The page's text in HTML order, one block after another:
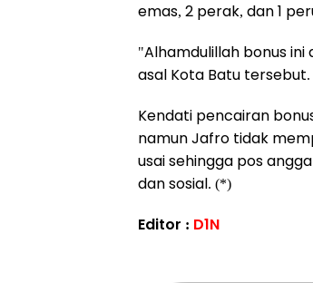
emas, 2 perak, dan 1
"Alhamdulillah bonus
asal Kota Batu tersebut.
Kendati pencairan
namun Jafro tidak
usai sehingga pos
dan sosial. (*)
Editor : D1N